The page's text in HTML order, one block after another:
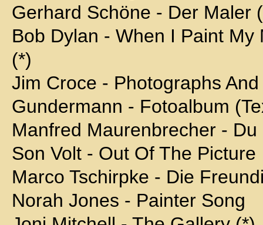
Gerhard Schöne - Der Maler
Bob Dylan - When I Paint
(*)
Jim Croce - Photographs
Gundermann - Fotoalbum
Manfred Maurenbrecher -
Son Volt - Out Of The Picture
Marco Tschirpke - Die
Norah Jones - Painter Song